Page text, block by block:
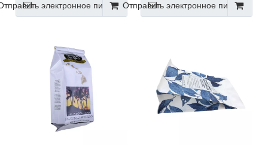
электронное письмо
нестандартной конструкцией
Отправить электронное письмо